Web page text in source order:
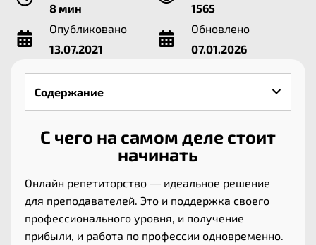
8 мин
1565
Опубликовано
13.07.2021
Обновлено
07.01.2026
Содержание
С чего на самом деле стоит
начинать
Онлайн репетиторство — идеальное решение
для преподавателей. Это и поддержка своего
профессионального уровня, и получение
прибыли, и работа по профессии одновременно.